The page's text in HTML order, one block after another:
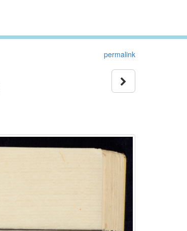
permalink